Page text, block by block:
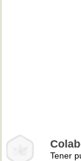
Tener